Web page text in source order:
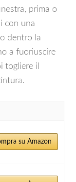
prima o
con una
dentro la
a fuoriuscire
togliere il
su Amazon